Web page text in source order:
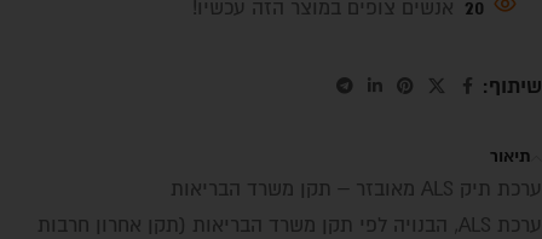
20 אנשים צופים במוצר הזה עכשיו!
שיתוף:
תיאור
ערכת תיק ALS מאובזר – תקן משרד הבריאות
ערכת ALS, הבנויה לפי תקן משרד הבריאות (תקן אחרון חרבות